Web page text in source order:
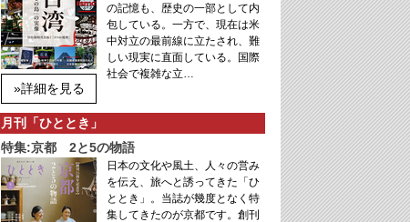
»詳細を見る
の記憶も、歴史の一部として内
包している。一方で、現在は米
中対立の最前線に立たされ、難
しい現実に直面している。国際
社会で複雑な立…
月刊「ひととき」
特集:京都 2と5の物語
日本の文化や風土、人々の営み
を伝え、旅へと誘ってきた「ひ
ととき」。当誌が幾度となく特
集してきたのが京都です。創刊